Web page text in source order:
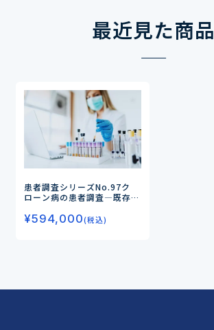
最近見た商品
患者調査シリーズNo.97ク
ローン病の患者調査―既存治
する期待を調査―
¥594,000(税込)